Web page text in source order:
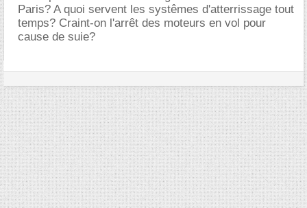
Paris? A quoi servent les systêmes d'atterrissage tout
temps? Craint-on l'arrêt des moteurs en vol pour
cause de suie?